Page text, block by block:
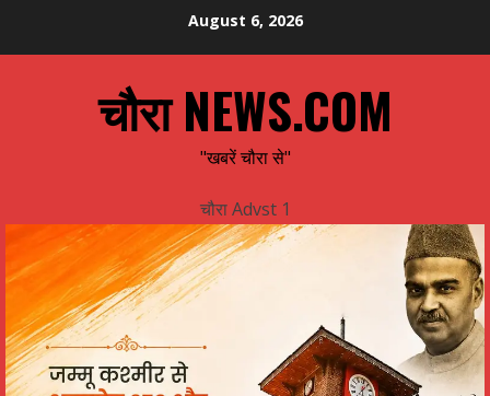
August 6, 2026
चौरा NEWS.COM
"खबरें चौरा से"
चौरा Advst 1